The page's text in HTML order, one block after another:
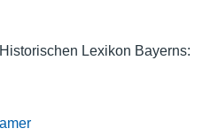
Lexikon Bayerns: